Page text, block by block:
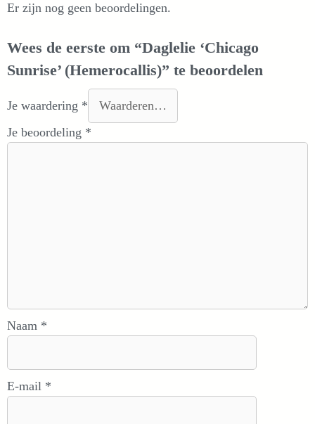
Er zijn nog geen beoordelingen.
Wees de eerste om “Daglelie ‘Chicago
Sunrise’ (Hemerocallis)” te beoordelen
Je waardering *
Je beoordeling *
Naam *
E-mail *